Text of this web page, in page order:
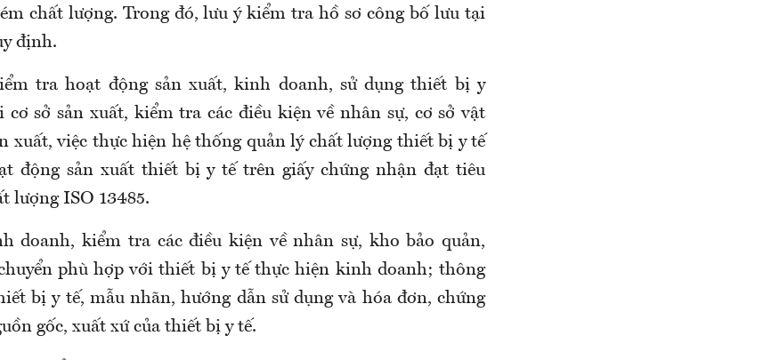
chất lượng. Trong đó, lưu ý kiểm tra hồ sơ công bố lưu tại
định.
tra hoạt động sản xuất, kinh doanh, sử dụng thiết bị y
cơ sở sản xuất, kiểm tra các điều kiện về nhân sự, cơ sở vật
xuất, việc thực hiện hệ thống quản lý chất lượng thiết bị y tế
động sản xuất thiết bị y tế trên giấy chứng nhận đạt tiêu
lượng ISO 13485.
doanh, kiểm tra các điều kiện về nhân sự, kho bảo quản,
phù hợp với thiết bị y tế thực hiện kinh doanh; thông
bị y tế, mẫu nhãn, hướng dẫn sử dụng và hóa đơn, chứng
gốc, xuất xứ của thiết bị y tế.